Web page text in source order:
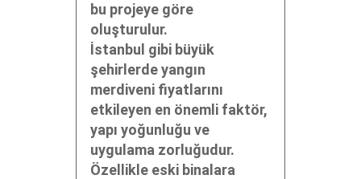
bu projeye göre
oluşturulur.
İstanbul gibi büyük
şehirlerde yangın
merdiveni fiyatlarını
etkileyen en önemli faktör,
yapı yoğunluğu ve
uygulama zorluğudur.
Özellikle eski binalara